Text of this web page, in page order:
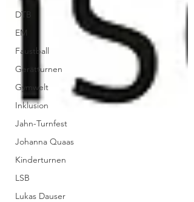
DTB
EM
Faustball
Gerätturnen
Gymwelt
Inklusion
Jahn-Turnfest
Johanna Quaas
Kinderturnen
LSB
Lukas Dauser